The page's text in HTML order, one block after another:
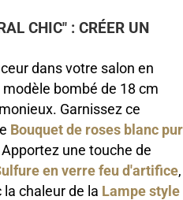
CHIC" : CRÉER UN
dans votre salon en
bombé de 18 cm
Garnissez ce
Bouquet de roses blanc pur
une touche de
en verre feu d'artifice,
chaleur de la Lampe style